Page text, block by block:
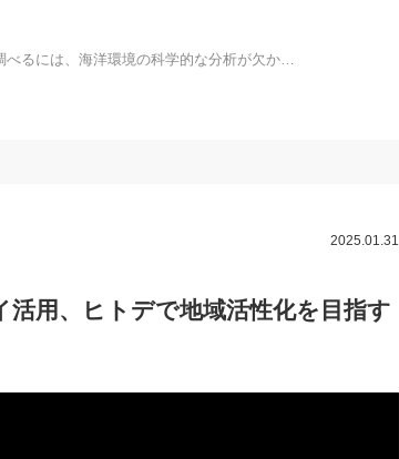
べるには、海洋環境の科学的な分析が欠か…
2025.01.31
用、ヒトデで地域活性化を目指す